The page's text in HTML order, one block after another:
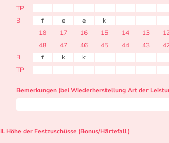
TP
B
f e e k
18
17 16 15 14 13
48
47 46 45 44 43
B
f k k
TP
Bemerkungen (bei Wiederherstellung Art der
II. Höhe der Festzuschüsse (Bonus/Härtefall)